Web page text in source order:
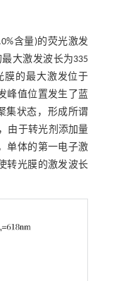
含量)的荧光激发
大激发波长为335
膜的最大激发位于
峰值位置发生了蓝
集状态，形成所谓
由于转光剂添加量
单体的第一电子激
转光膜的激发波长